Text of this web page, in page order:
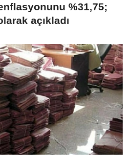
%31,75;
açıkladı